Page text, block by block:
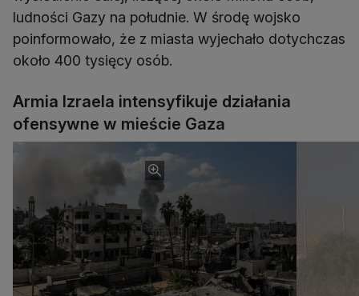
ludności Gazy na południe. W środę wojsko
poinformowało, że z miasta wyjechało dotychczas
około 400 tysięcy osób.
Armia Izraela intensyfikuje działania
ofensywne w mieście Gaza